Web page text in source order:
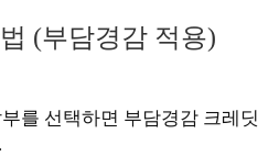
(부담경감 적용)
를 선택하면 부담경감 크레딧